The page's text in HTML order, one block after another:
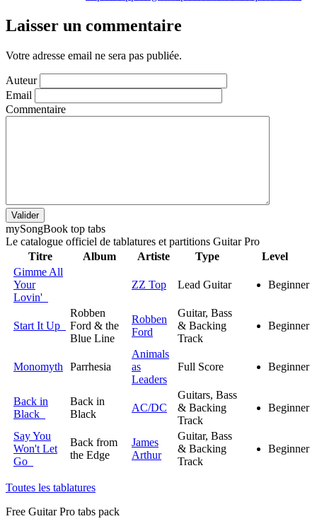
Laisser un commentaire
Votre adresse email ne sera pas publiée.
Auteur
Email
Commentaire
Valider
mySongBook top tabs
Le catalogue officiel de tablatures et partitions Guitar Pro
Titre
Album Artiste Type
Level
Gimme All
Your
Lovin'
ZZ Top Lead Guitar Beginner
Start It Up
Robben
Ford & the
Blue Line
Robben
Ford
Guitar, Bass
& Backing
Track
Beginner
Monomyth Parrhesia
Animals
as
Leaders
Full Score Beginner
Back in
Black
Back in
Black
AC/DC
Guitars, Bass
& Backing
Track
Beginner
Say You
Won't Let
Go
Back from
the Edge
James
Arthur
Guitar, Bass
& Backing
Track
Beginner
Toutes les tablatures
Free Guitar Pro tabs pack